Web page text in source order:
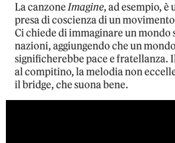
La canzoneImagine, ad esempio, è
presa di coscienza di un
Ci chiede di immaginare un mondo
nazioni, aggiungendo che un
significherebbe pace e fratellanza.
al compitino, la melodia non
il bridge, che suona bene.